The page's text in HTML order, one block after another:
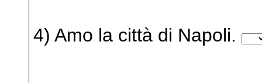
4) Amo la città di Napoli.